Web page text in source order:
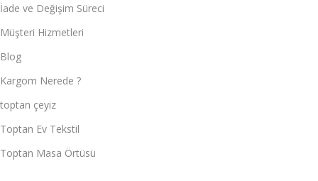
İade ve Değişim Süreci
Müşteri Hizmetleri
Blog
Kargom Nerede ?
toptan çeyiz
Toptan Ev Tekstil
Toptan Masa Örtüsü